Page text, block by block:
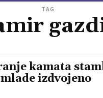
TAG
kamata
izdvojeno